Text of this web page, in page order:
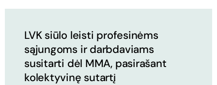
LVK siūlo leisti profesinėms
sąjungoms ir darbdaviams
susitarti dėl MMA, pasirašant
kolektyvinę sutartį